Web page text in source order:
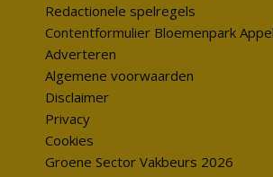
Redactionele spelregels
Contentformulier Bloemenpark
Adverteren
Algemene voorwaarden
Disclaimer
Privacy
Cookies
Groene Sector Vakbeurs 2026